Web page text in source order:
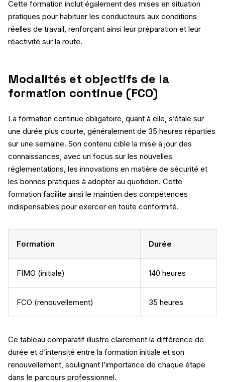
Cette formation inclut également des mises en situation
pratiques pour habituer les conducteurs aux conditions
réelles de travail, renforçant ainsi leur préparation et leur
réactivité sur la route.
Modalités et objectifs de la
formation continue (FCO)
La formation continue obligatoire, quant à elle, s’étale sur
une durée plus courte, généralement de 35 heures réparties
sur une semaine. Son contenu cible la mise à jour des
connaissances, avec un focus sur les nouvelles
réglementations, les innovations en matière de sécurité et
les bonnes pratiques à adopter au quotidien. Cette
formation facilite ainsi le maintien des compétences
indispensables pour exercer en toute conformité.
Formation Durée
FIMO (initiale) 140 heures
FCO (renouvellement) 35 heures
Ce tableau comparatif illustre clairement la différence de
durée et d’intensité entre la formation initiale et son
renouvellement, soulignant l’importance de chaque étape
dans le parcours professionnel.